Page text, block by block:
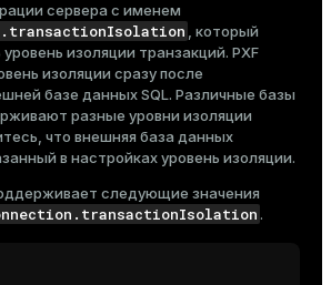
сервера с именем
, который
изоляции транзакций. PXF
изоляции сразу после
базе данных SQL. Различные базы
разные уровни изоляции
что внешняя база данных
в настройках уровень изоляции.
следующие значения
.